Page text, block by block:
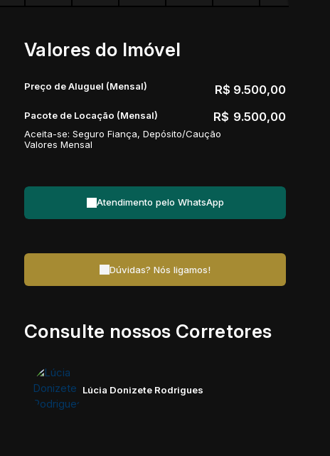
Valores do Imóvel
R$ 9.500,00
Preço de Aluguel (Mensal)
Valores Mensal
Aceita-se: Seguro Fiança, Depósito/Caução
R$ 9.500,00
Pacote de Locação (Mensal)
Atendimento pelo WhatsApp
Dúvidas? Nós ligamos!
Consulte nossos Corretores
Lúcia Donizete Rodrigues